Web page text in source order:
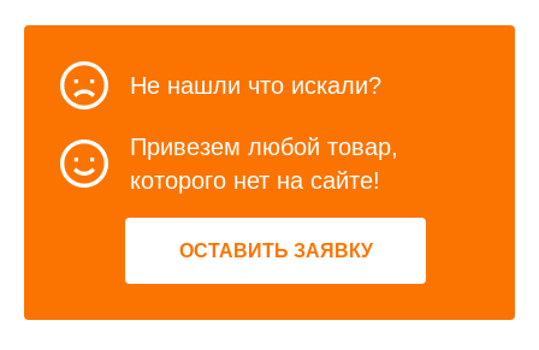
Не нашли что искали?
Привезем любой товар,
которого нет на сайте!
ОСТАВИТЬ ЗАЯВКУ